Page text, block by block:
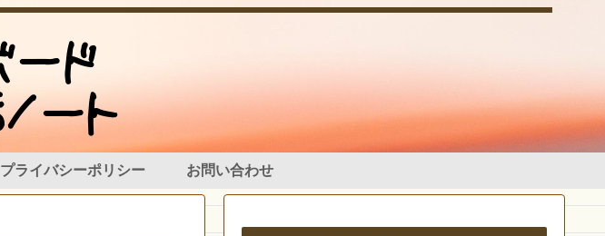
プライバシーポリシー お問い合わせ